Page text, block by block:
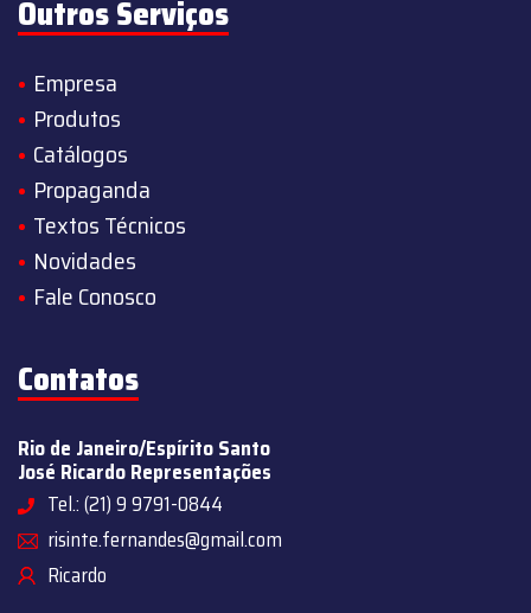
Outros Serviços
Empresa
Produtos
Catálogos
Propaganda
Textos Técnicos
Novidades
Fale Conosco
Contatos
Rio de Janeiro/Espírito Santo
José Ricardo Representações
Tel.: (21) 9 9791-0844
risinte.fernandes@gmail.com
Ricardo